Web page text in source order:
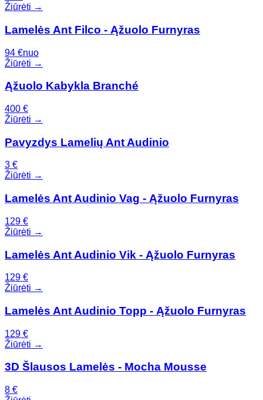
Žiūrėti →
Lamelės Ant Filco - Ąžuolo Furnyras
94 €nuo
Žiūrėti →
Ąžuolo Kabykla Branché
400 €
Žiūrėti →
Pavyzdys Lamelių Ant Audinio
3 €
Žiūrėti →
Lamelės Ant Audinio Vag - Ąžuolo Furnyras
129 €
Žiūrėti →
Lamelės Ant Audinio Vik - Ąžuolo Furnyras
129 €
Žiūrėti →
Lamelės Ant Audinio Topp - Ąžuolo Furnyras
129 €
Žiūrėti →
3D Šlausos Lamelės - Mocha Mousse
8 €